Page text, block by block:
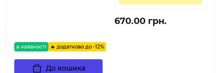
в наявності 🔥 додатково до -12%
670.00 грн.
До кошика